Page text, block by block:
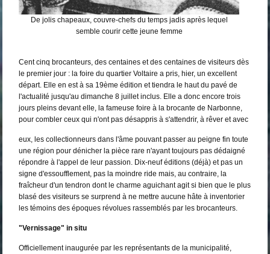
De jolis chapeaux, couvre-chefs du temps jadis après lequel
semble courir cette jeune femme
Cent cinq brocanteurs, des centaines et des centaines de visiteurs dès
le premier jour : la foire du quartier Voltaire a pris, hier, un excellent
départ. Elle en est à sa 19ème édition et tiendra le haut du pavé de
l'actualité jusqu'au dimanche 8 juillet inclus. Elle a donc encore trois
jours pleins devant elle, la fameuse foire à la brocante de Narbonne,
pour combler ceux qui n'ont pas désappris à s'attendrir, à rêver et avec
eux, les collectionneurs dans l'âme pouvant passer au peigne fin toute
une région pour dénicher la pièce rare n'ayant toujours pas dédaigné
répondre à l'appel de leur passion. Dix-neuf éditions (déjà) et pas un
signe d'essoufflement, pas la moindre ride mais, au contraire, la
fraîcheur d'un tendron dont le charme aguichant agit si bien que le plus
blasé des visiteurs se surprend à ne mettre aucune hâte à inventorier
les témoins des époques révolues rassemblés par les brocanteurs.
"Vernissage" in situ
Officiellement inaugurée par les représentants de la municipalité,